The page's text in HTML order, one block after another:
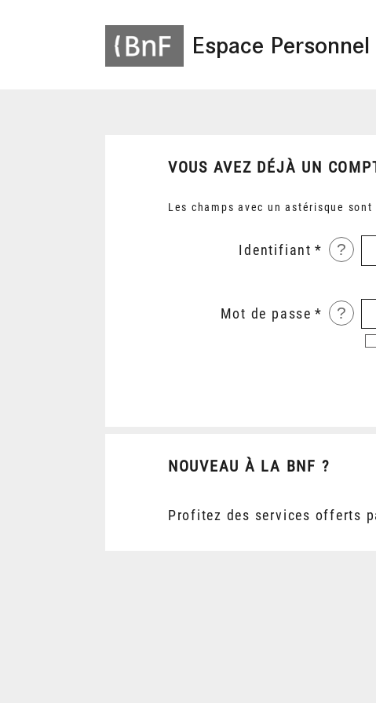
Espace Personnel
VOUS AVEZ DÉJÀ UN
Les champs avec un astérisque
Identifiant ?
Mot de passe ?
NOUVEAU À LA BNF ?
Profitez des services offerts